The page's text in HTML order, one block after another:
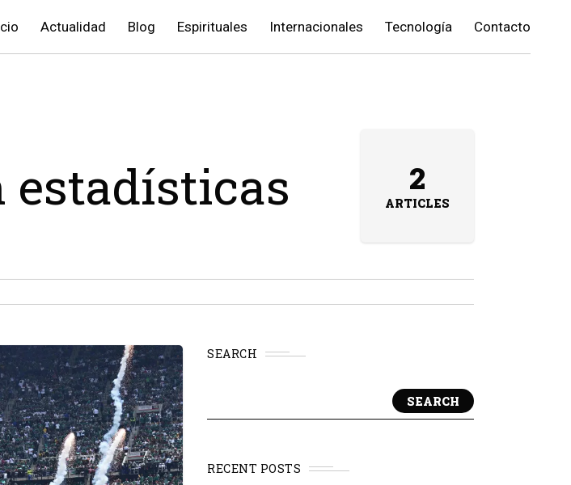
Actualidad Blog Espirituales Internacionales Tecnología Contacto
2
ARTICLES
SEARCH
SEARCH
RECENT POSTS